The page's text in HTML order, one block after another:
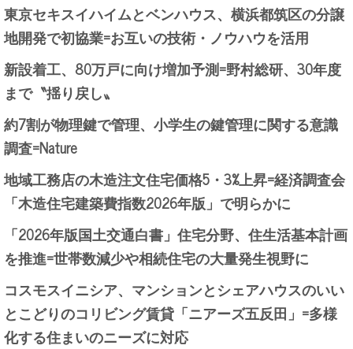
東京セキスイハイムとベンハウス、横浜都筑区の分譲
地開発で初協業=お互いの技術・ノウハウを活用
新設着工、80万戸に向け増加予測=野村総研、30年度
まで〝揺り戻し〟
約7割が物理鍵で管理、小学生の鍵管理に関する意識
調査=Nature
地域工務店の木造注文住宅価格5・3%上昇=経済調査会
「木造住宅建築費指数2026年版」で明らかに
「2026年版国土交通白書」住宅分野、住生活基本計画
を推進=世帯数減少や相続住宅の大量発生視野に
コスモスイニシア、マンションとシェアハウスのいい
とこどりのコリビング賃貸「ニアーズ五反田」=多様
化する住まいのニーズに対応